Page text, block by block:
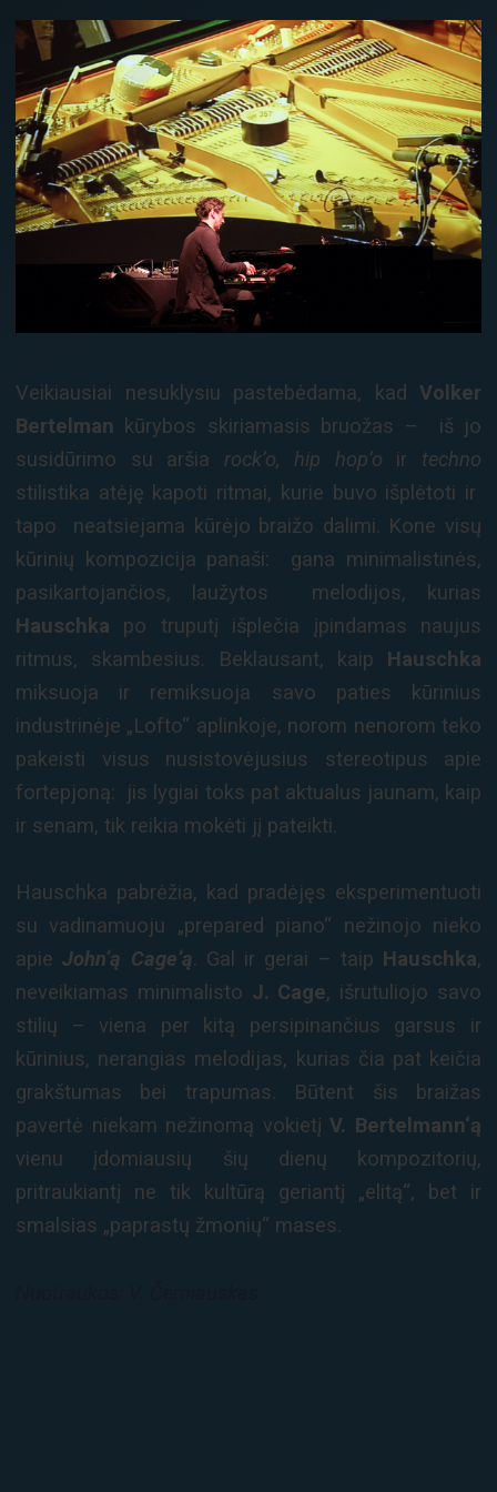
Veikiausiai nesuklysiu pastebėdama, kad Volker
Bertelman kūrybos skiriamasis bruožas – iš jo
susidūrimo su aršia rock‘o, hip hop’o ir techno
stilistika atėję kapoti ritmai, kurie buvo išplėtoti ir
tapo neatsiejama kūrėjo braižo dalimi. Kone visų
kūrinių kompozicija panaši: gana minimalistinės,
pasikartojančios, laužytos melodijos, kurias
Hauschka po truputį išplečia įpindamas naujus
ritmus, skambesius. Beklausant, kaip Hauschka
miksuoja ir remiksuoja savo paties kūrinius
industrinėje „Lofto“ aplinkoje, norom nenorom teko
pakeisti visus nusistovėjusius stereotipus apie
fortepjoną: jis lygiai toks pat aktualus jaunam, kaip
ir senam, tik reikia mokėti jį pateikti.
Hauschka pabrėžia, kad pradėjęs eksperimentuoti
su vadinamuoju „prepared piano“ nežinojo nieko
apieJohn‘ą Cage‘ą. Gal ir gerai – taip Hauschka,
neveikiamas minimalisto J. Cage, išrutuliojo savo
stilių – viena per kitą persipinančius garsus ir
kūrinius, nerangias melodijas, kurias čia pat keičia
grakštumas bei trapumas. Būtent šis braižas
pavertė niekam nežinomą vokietįV. Bertelmann‘ą
vienu įdomiausių šių dienų kompozitorių,
pritraukiantį ne tik kultūrą geriantį „elitą“, bet ir
smalsias „paprastų žmonių“ mases.